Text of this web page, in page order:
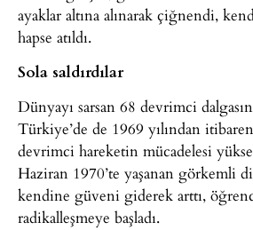
ayaklar altına alınarak çiğnendi,
hapse atıldı.
Sola saldırdılar
Dünyayı sarsan 68 devrimci
Türkiye’de de 1969 yılından
devrimci hareketin mücadelesi
Haziran 1970’te yaşanan görkemli
kendine güveni giderek arttı,
radikalleşmeye başladı.